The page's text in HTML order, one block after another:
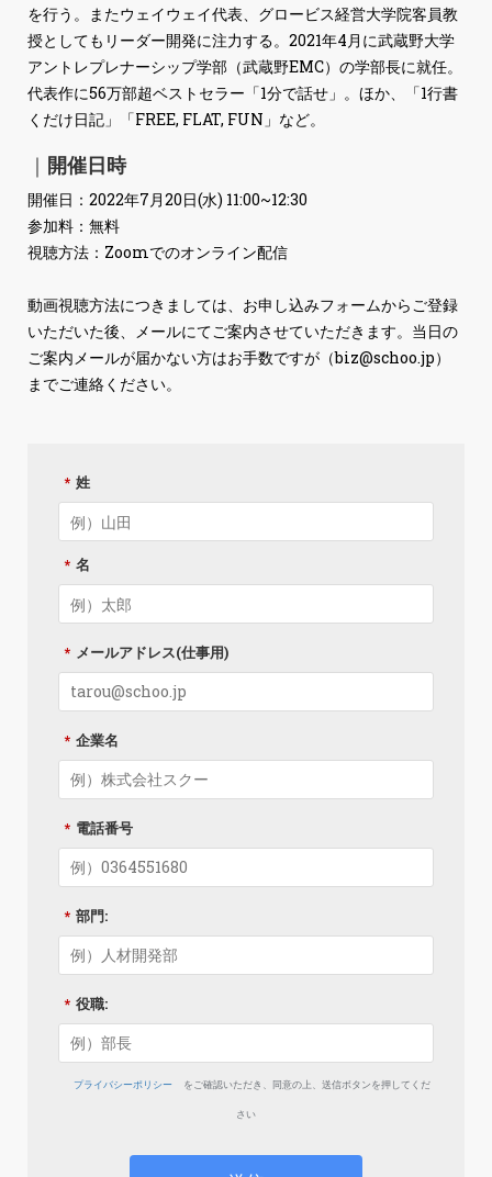
を行う。またウェイウェイ代表、グロービス経営大学院客員教
授としてもリーダー開発に注力する。2021年4月に武蔵野大学
アントレプレナーシップ学部（武蔵野EMC）の学部長に就任。
代表作に56万部超ベストセラー「1分で話せ」。ほか、「1行書
くだけ日記」「FREE, FLAT, FUN」など。
｜ 開催日時
開催日：2022年7月20日(水) 11:00~12:30
参加料：無料
視聴方法：Zoomでのオンライン配信
動画視聴方法につきましては、お申し込みフォームからご登録
いただいた後、メールにてご案内させていただきます。当日の
ご案内メールが届かない方はお手数ですが（biz@schoo.jp）
までご連絡ください。
* 姓
* 名
* メールアドレス(仕事用)
* 企業名
* 電話番号
* 部門:
* 役職:
プライバシーポリシー をご確認いただき、 同意の上、送信ボタンを押してくだ
さい